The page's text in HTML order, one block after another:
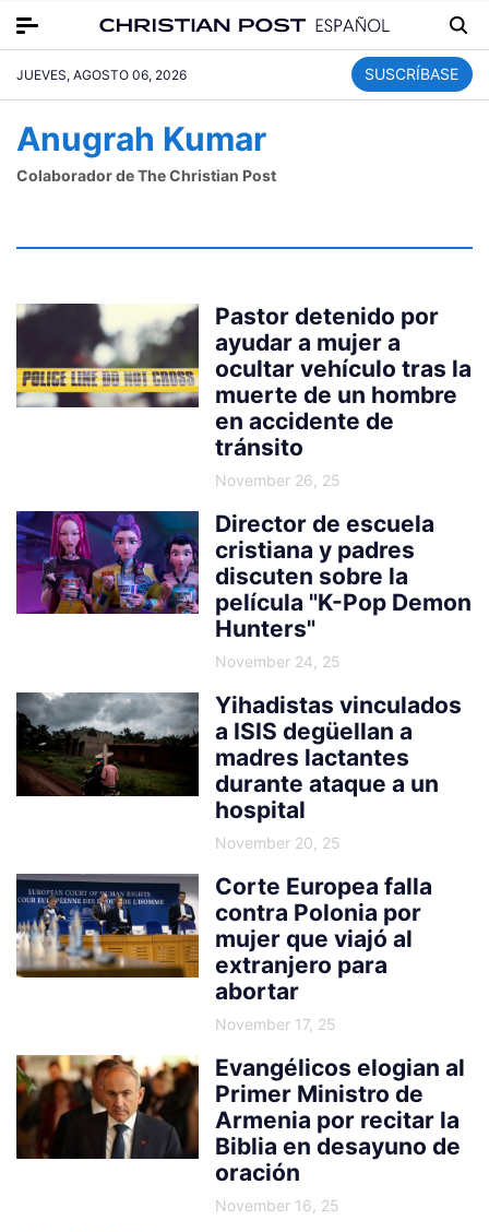
JUEVES, AGOSTO 06, 2026 SUSCRÍBASE
Anugrah Kumar
Colaborador de The Christian Post
Pastor detenido por
ayudar a mujer a
ocultar vehículo tras la
muerte de un hombre
en accidente de
tránsito
November 26, 25
Director de escuela
cristiana y padres
discuten sobre la
película "K-Pop Demon
Hunters"
November 24, 25
Yihadistas vinculados
a ISIS degüellan a
madres lactantes
durante ataque a un
hospital
November 20, 25
Corte Europea falla
contra Polonia por
mujer que viajó al
extranjero para
abortar
November 17, 25
Evangélicos elogian al
Primer Ministro de
Armenia por recitar la
Biblia en desayuno de
oración
November 16, 25